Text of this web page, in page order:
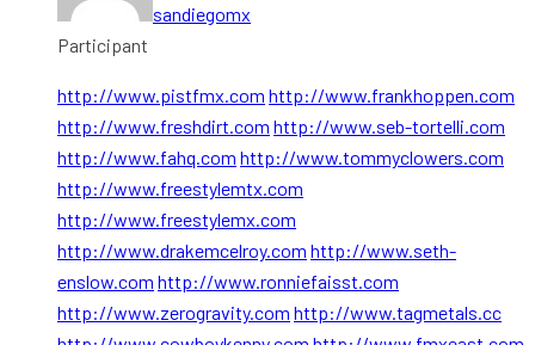
sandiegomx
Participant
http://www.pistfmx.com http://www.frankhoppen.com
http://www.freshdirt.com http://www.seb-tortelli.com
http://www.fahq.com http://www.tommyclowers.com
http://www.freestylemtx.com
http://www.freestylemx.com
http://www.drakemcelroy.com http://www.seth-
enslow.com http://www.ronniefaisst.com
http://www.zerogravity.com http://www.tagmetals.cc